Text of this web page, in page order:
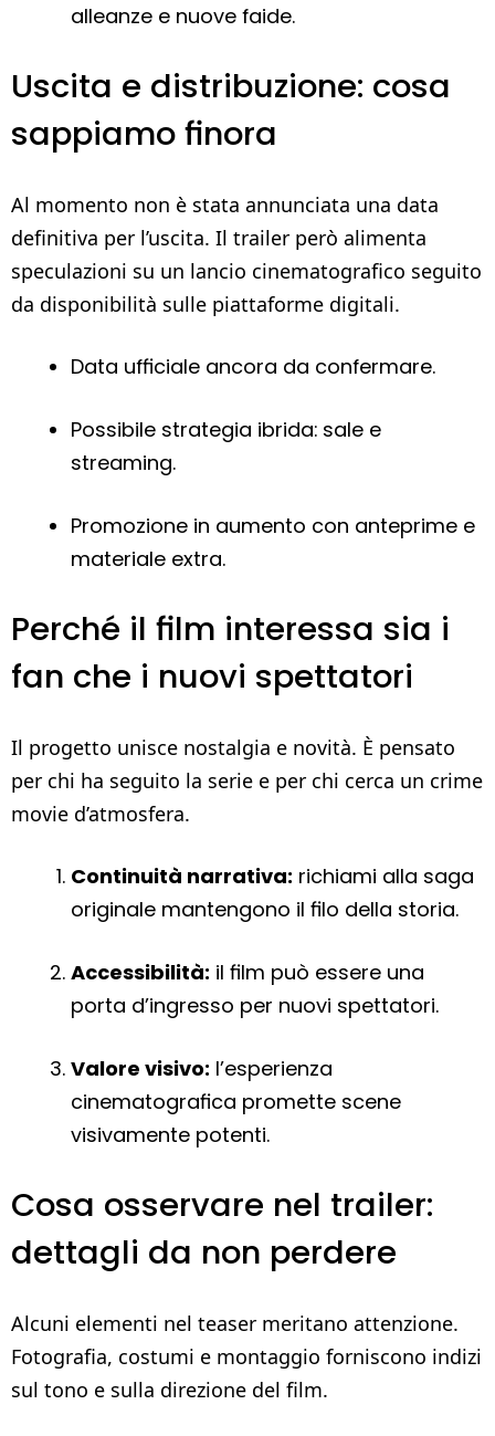
alleanze e nuove faide.
Uscita e distribuzione: cosa
sappiamo finora
Al momento non è stata annunciata una data
definitiva per l’uscita. Il trailer però alimenta
speculazioni su un lancio cinematografico seguito
da disponibilità sulle piattaforme digitali.
Data ufficiale ancora da confermare.
Possibile strategia ibrida: sale e
streaming.
Promozione in aumento con anteprime e
materiale extra.
Perché il film interessa sia i
fan che i nuovi spettatori
Il progetto unisce nostalgia e novità. È pensato
per chi ha seguito la serie e per chi cerca un crime
movie d’atmosfera.
Continuità narrativa: richiami alla saga
originale mantengono il filo della storia.
Accessibilità: il film può essere una
porta d’ingresso per nuovi spettatori.
Valore visivo: l’esperienza
cinematografica promette scene
visivamente potenti.
Cosa osservare nel trailer:
dettagli da non perdere
Alcuni elementi nel teaser meritano attenzione.
Fotografia, costumi e montaggio forniscono indizi
sul tono e sulla direzione del film.